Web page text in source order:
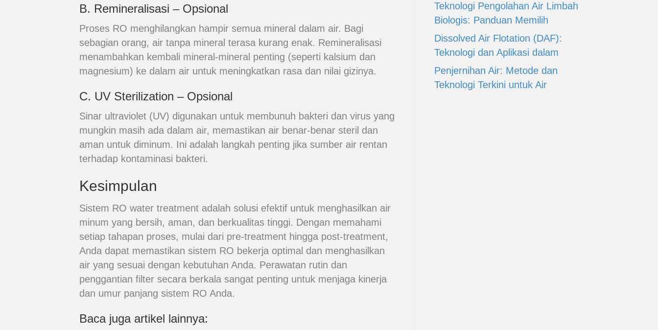
B. Remineralisasi – Opsional
Proses RO menghilangkan hampir semua mineral dalam air. Bagi
sebagian orang, air tanpa mineral terasa kurang enak. Remineralisasi
menambahkan kembali mineral-mineral penting (seperti kalsium dan
magnesium) ke dalam air untuk meningkatkan rasa dan nilai gizinya.
C. UV Sterilization – Opsional
Sinar ultraviolet (UV) digunakan untuk membunuh bakteri dan virus yang
mungkin masih ada dalam air, memastikan air benar-benar steril dan
aman untuk diminum. Ini adalah langkah penting jika sumber air rentan
terhadap kontaminasi bakteri.
Kesimpulan
Sistem RO water treatment adalah solusi efektif untuk menghasilkan air
minum yang bersih, aman, dan berkualitas tinggi. Dengan memahami
setiap tahapan proses, mulai dari pre-treatment hingga post-treatment,
Anda dapat memastikan sistem RO bekerja optimal dan menghasilkan
air yang sesuai dengan kebutuhan Anda. Perawatan rutin dan
penggantian filter secara berkala sangat penting untuk menjaga kinerja
dan umur panjang sistem RO Anda.
Baca juga artikel lainnya:
Teknologi Pengolahan Air Limbah
Biologis: Panduan Memilih
Dissolved Air Flotation (DAF):
Teknologi dan Aplikasi dalam
Penjernihan Air: Metode dan
Teknologi Terkini untuk Air